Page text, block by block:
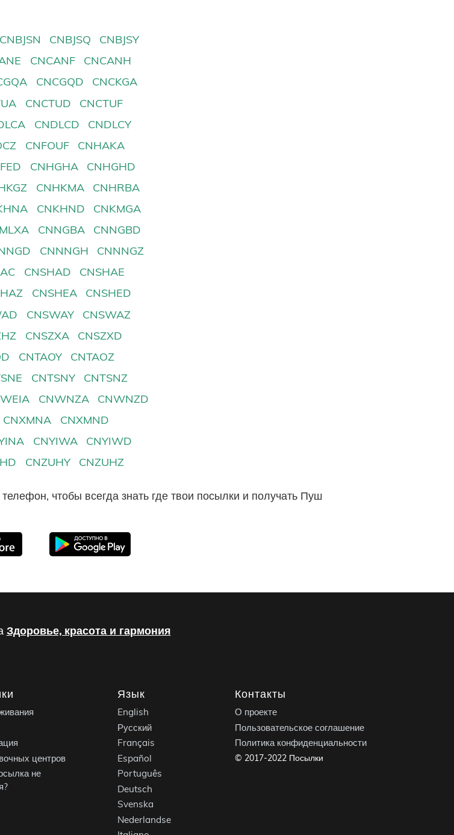
CNBJSN CNBJSQ
CNBJSY
CNCANF
CNCANH
CNCGQD
CNCKGA
CNCTUD
CNCTUF
CNDLCD
CNDLCY
CNFOUF
CNHAKA
CNHGHA
CNHGHD
CNHKMA
CNHRBA
CNKHND
CNKMGA
CNNGBA
CNNGBD
CNNNGH
CNNNGZ
CNSHAD
CNSHAE
CNSHEA
CNSHED
CNSWAY
CNSWAZ
CNSZXA
CNSZXD
CNTAOY
CNTAOZ
CNTSNY
CNTSNZ
CNWNZA
CNWNZD
CNXMNA
CNXMND
CNYIWA
CNYIWD
CNZUHY CNZUHZ
телефон, чтобы всегда знать где твои посылки и получать Пуш
Здоровье, красота и гармония
центров
не
Язык
English
Русский
Français
Español
Português
Deutsch
Svenska
Nederlandse
Контакты
О проекте
Пользовательское соглашение
Политика конфиденциальности
© 2017-2022 Посылки